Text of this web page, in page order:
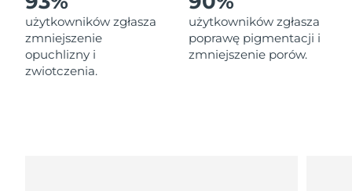
użytkowników zgłasza
zmniejszenie
opuchlizny i
zwiotczenia.
użytkowników zgłasza
poprawę pigmentacji i
zmniejszenie porów.
Malezja
Oczekiwany czas dostawy
8/14/26